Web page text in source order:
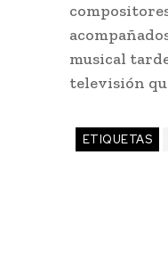
musical
televisión
ETIQUETAS